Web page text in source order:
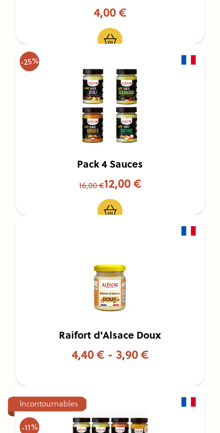
4,00 €
-25%
Pack 4 Sauces
16,00 €12,00 €
Raifort d'Alsace Doux
4,40 € - 3,90 €
Incontournables
-11%